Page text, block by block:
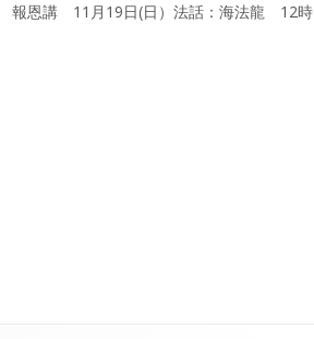
報恩講 11月19日(日）法話：海法龍 12時